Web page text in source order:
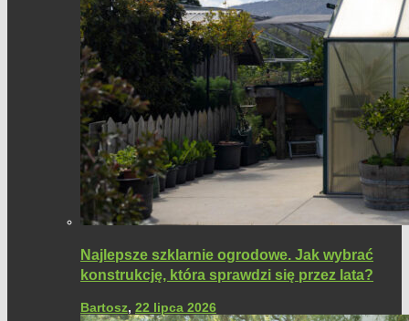
Najlepsze szklarnie ogrodowe. Jak wybrać
konstrukcję, która sprawdzi się przez lata?
Bartosz, 22 lipca 2026